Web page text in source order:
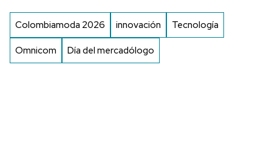
Colombiamoda 2026 innovación Tecnología
Omnicom Día del mercadólogo